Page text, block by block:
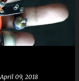
April 09, 2018